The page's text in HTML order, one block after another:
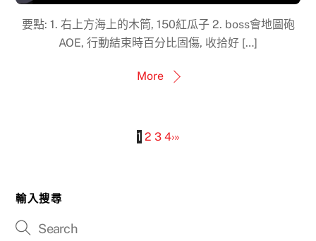
要點: 1. 右上方海上的木筒, 150紅瓜子 2. boss會地圖砲
AOE, 行動結束時百分比固傷, 收拾好 […]
More
1 2 3 4›»
輸入搜尋